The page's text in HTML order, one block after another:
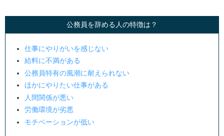
労働環境が劣悪
公務員を辞めるメリット
労働環境を改善できる
副業ができる
キャリアの幅が広がる
公務員を辞めるデメリット
公務員を辞める人の特徴は？
仕事にやりがいを感じない
給料に不満がある
公務員特有の風潮に耐えられない
ほかにやりたい仕事がある
人間関係が悪い
労働環境が劣悪
モチベーションが低い